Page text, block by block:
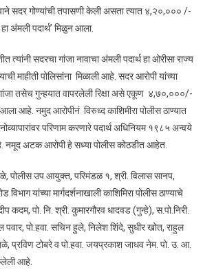
सदर गोण्यांची तपासणी केली असता त्यात ४,२०,००० /-
अंमली पदार्थ’ मिळुन आला.
सदरचा गांजा नावाचा अंमली पदार्थ हा ओरीसा राज्य
माहीती पोलिसांना मिळाली आहे. सदर आरोपी यांच्या
तसेच गुन्हयात वापरलेली रिक्षा असे एकूण ४,७०,०००/-
आहे. नमुद आरोपीनं विरुध्द काशिमीरा पोलीस ठाण्यात
परिणाम करणारे पदार्थ अधिनियम १९८५ अन्वये
नमूद अटक आरोपी हे सध्या पोलीस कोठडीत आहेत.
पोलीस उप आयुक्त, परिमंडळ १, श्री. विलास सानप,
यांच्या मार्गदर्शनाखाली काशिमिरा पोलीस ठाण्याचे
कदम, पो. नि. श्री. कुमारगौरव धादवड (गुन्हे), स.पो.निरी.
पवार, पो.हवा. सचिन हुले, निलेश शिंदे, सुधीर खोत, राहुल
प्रविण टोबरे व पो.हवा. जयप्रकाश जाधव नेम. पो. उ. आ.
आहे.